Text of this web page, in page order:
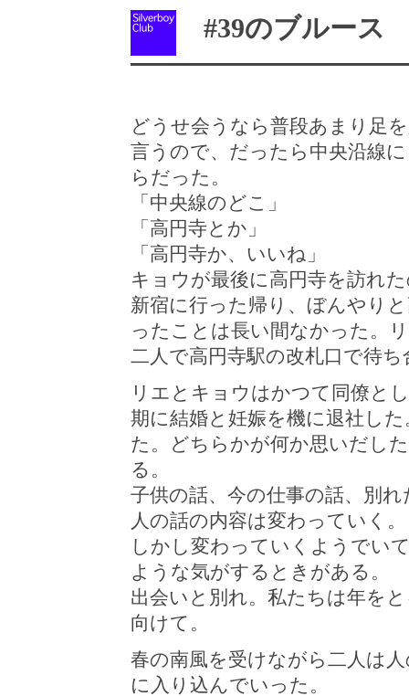
#39のブルース
どうせ会うなら普段あまり足
言うので、だったら中央沿線
らだった。
「中央線のどこ」
「高円寺とか」
「高円寺か、いいね」
キョウが最後に高円寺を訪れ
新宿に行った帰り、ぼんやり
ったことは長い間なかった。
二人で高円寺駅の改札口で待
リエとキョウはかつて同僚と
期に結婚と妊娠を機に退社し
た。どちらかが何か思いだし
る。
子供の話、今の仕事の話、別
人の話の内容は変わっていく。
しかし変わっていくようでい
ような気がするときがある。
出会いと別れ。私たちは年を
向けて。
春の南風を受けながら二人は
に入り込んでいった。